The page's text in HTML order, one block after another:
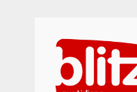
content